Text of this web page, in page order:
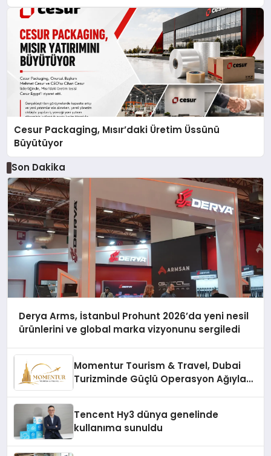
Cesur Packaging, Mısır’daki Üretim Üssünü
Büyütüyor
Son Dakika
Derya Arms, İstanbul Prohunt 2026’da yeni nesil
ürünlerini ve global marka vizyonunu sergiledi
Momentur Tourism & Travel, Dubai
Turizminde Güçlü Operasyon Ağıyla
Tencent Hy3 dünya genelinde
kullanıma sunuldu